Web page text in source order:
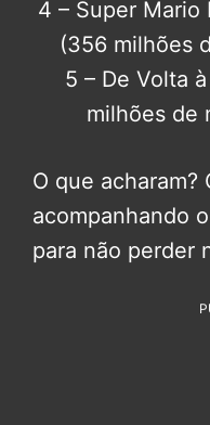
4 – Super Mario
(356 milhões
5 – De Volta
milhões de
O que acharam?
acompanhando o
para não perder